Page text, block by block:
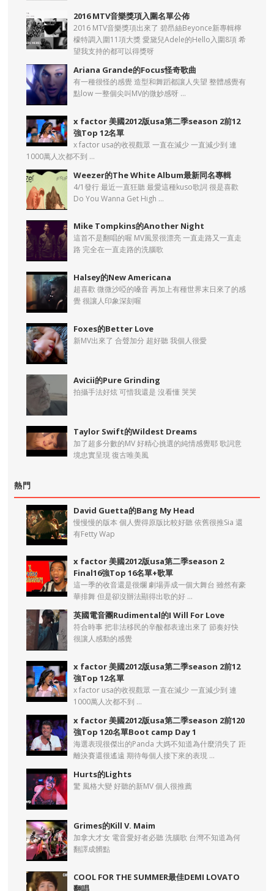
2016 MTV音樂獎項入圍名單公佈
2016 MTV音樂獎項出來了 碧昂絲Beyonce新專輯檸
檬特調入圍11項大獎 愛黛兒Adele的Hello入圍8項 希
望我支持的都可以得獎呀
Ariana Grande的Focus怪奇歌曲
有一種很怪的感覺 造型和舞蹈都讓人失望 整體感覺有
點low 一整個尖叫MV的微妙感呀 ...
x factor 美國2012版usa第二季season 2前12
強Top 12名單
x factor usa的收視觀眾 一直在減少 一直減少到 連
1000萬人次都不到 ...
Weezer的The White Album最新同名專輯
4/1發行 最近一直狂聽 最愛這種kuso歌詞 很是喜歡
Do You Wanna Get High ...
Mike Tompkins的Another Night
這首不是翻唱的喔 MV風景很漂亮 一直走路又一直走
路 完全在一直走路的洗腦歌
Halsey的New Americana
超喜歡 微微沙啞的嗓音 再加上有種世界末日來了的感
覺 很讓人印象深刻喔
Foxes的Better Love
新MV出來了 合聲加分 超好聽 我個人很愛
Avicii的Pure Grinding
拍攝手法好炫 可惜我還是 沒看懂 哭哭
Taylor Swift的Wildest Dreams
加了超多分數的MV 好精心挑選的純情感覺耶 歌詞意
境忠實呈現 復古唯美風
熱門
David Guetta的Bang My Head
慢慢慢的版本 個人覺得原版比較好聽 依舊很推Sia 還
有Fetty Wap
x factor 美國2012版usa第二季season 2
Final16強Top 16名單+歌單
這一季的收音還是很爛 劇場弄成一個大舞台 雖然有豪
華排舞 但是卻沒辦法顯得出歌的好 ...
英國電音團Rudimental的I Will For Love
符合時事 把非法移民的辛酸都表達出來了 節奏好快
很讓人感動的感覺
x factor 美國2012版usa第二季season 2前12
強Top 12名單
x factor usa的收視觀眾 一直在減少 一直減少到 連
1000萬人次都不到 ...
x factor 美國2012版usa第二季season 2前120
強Top 120名單Boot camp Day 1
海選表現很傑出的Panda 大媽不知道為什麼消失了 距
離決賽還很遙遠 期待每個人接下來的表現 ...
Hurts的Lights
驚 風格大變 好聽的新MV 個人很推薦
Grimes的Kill V. Maim
加拿大才女 電音愛好者必聽 洗腦歌 台灣不知道為何
翻譯成髒點
COOL FOR THE SUMMER最佳DEMI LOVATO
翻唱